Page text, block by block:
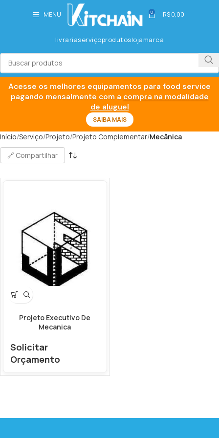
MENU 0 R$0,00
livrariaserviçoprodutoslojamarca
Início Serviço Projeto Projeto Complementar Mecânica
🔗 Compartilhar
Projeto Executivo De
Mecanica
Solicitar
Orçamento
Acesse os melhores equipamentos para food service
pagando mensalmente com a compra na modalidade
de aluguel
SAIBA MAIS